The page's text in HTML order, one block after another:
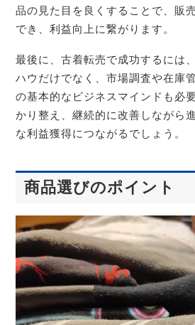
品の見た目を良くすることで、販
でき、利益向上に繋がります。
最後に、古着転売で成功するには
ハウだけでなく、市場調査や在庫
の基本的なビジネスマインドも必
かり整え、継続的に改善しながら
な利益獲得につながるでしょう。
商品選びのポイント